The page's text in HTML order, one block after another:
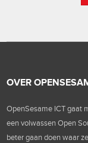
OVER
OpenSesame ICT gaat
een volwassen Open
beter gaan doen waar